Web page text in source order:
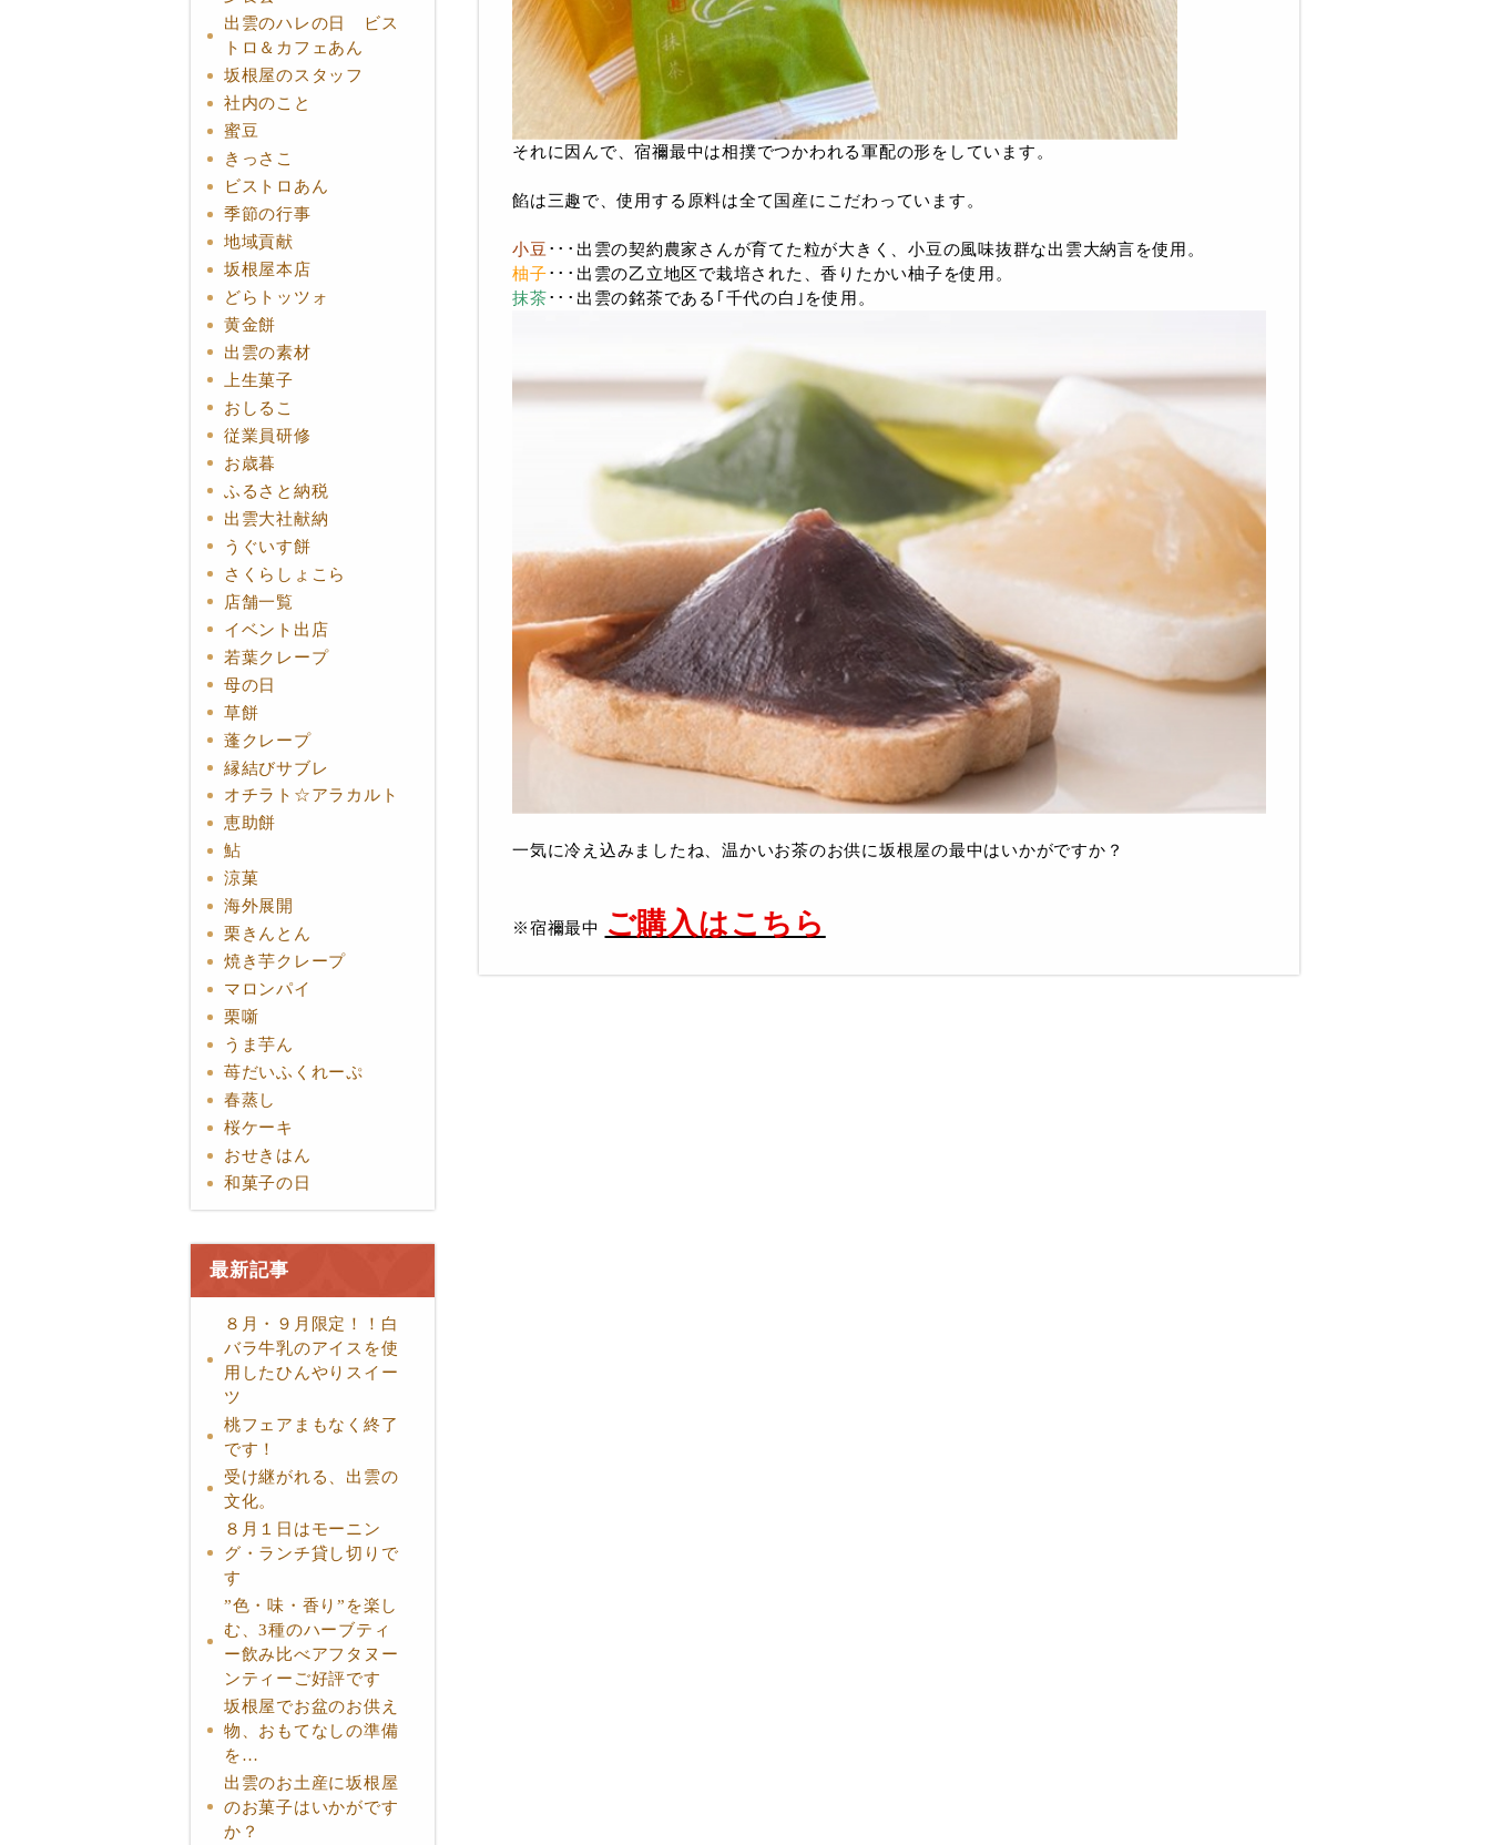
出雲のハレの日 ビス
トロ＆カフェあん
坂根屋のスタッフ
社内のこと
蜜豆
きっさこ
ビストロあん
季節の行事
地域貢献
坂根屋本店
どらトッツォ
黄金餅
出雲の素材
上生菓子
おしるこ
従業員研修
お歳暮
ふるさと納税
出雲大社献納
うぐいす餅
さくらしょこら
店舗一覧
イベント出店
若葉クレープ
母の日
草餅
蓬クレープ
縁結びサブレ
オチラト☆アラカルト
恵助餅
鮎
涼菓
海外展開
栗きんとん
焼き芋クレープ
マロンパイ
栗噺
うま芋ん
苺だいふくれーぷ
春蒸し
桜ケーキ
おせきはん
和菓子の日
最新記事
８月・９月限定！！白
バラ牛乳のアイスを使
用したひんやりスイー
ツ
桃フェアまもなく終了
です！
受け継がれる、出雲の
文化。
８月１日はモーニン
グ・ランチ貸し切りで
す
”色・味・香り”を楽し
む、3種のハーブティ
ー飲み比べアフタヌー
ンティーご好評です
坂根屋でお盆のお供え
物、おもてなしの準備
を…
出雲のお土産に坂根屋
のお菓子はいかがです
か？
それに因んで、宿禰最中は相撲でつかわれる軍配の形をしています。
餡は三趣で、使用する原料は全て国産にこだわっています。
小豆 ･･･出雲の契約農家さんが育てた粒が大きく、小豆の風味抜群な出雲大納言を使用。
柚子･･･出雲の乙立地区で栽培された、香りたかい柚子を使用。
抹茶･･･出雲の銘茶である｢千代の白｣を使用。
一気に冷え込みましたね、温かいお茶のお供に坂根屋の最中はいかがですか？
※宿禰最中 ご購入はこちら